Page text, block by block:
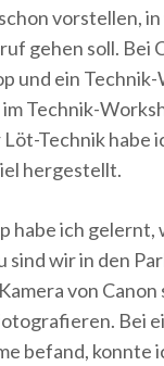
vorstellen,
gehen soll. Bei
und ein
Technik-
Technik habe
hergestellt.
habe ich gelernt,
sind wir in den
von Canon
Bei
befand, konnte